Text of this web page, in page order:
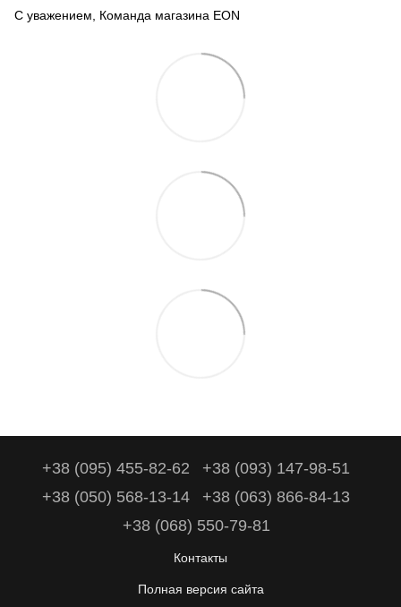
С уважением, Команда магазина EON
+38 (095) 455-82-62
+38 (093) 147-98-51
+38 (050) 568-13-14
+38 (063) 866-84-13
+38 (068) 550-79-81
Контакты
Полная версия сайта